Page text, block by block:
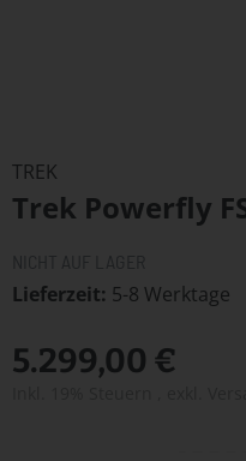
der
Bildergalerie
TREK
Trek Powerfly
Lieferzeit 5-8 Werktage
5.299,00 €